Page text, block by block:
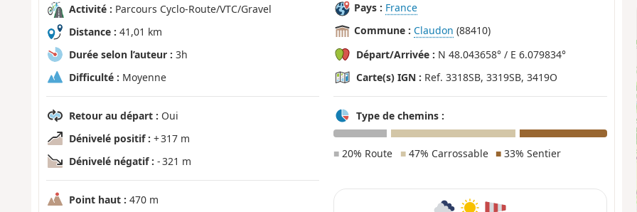
Activité : Parcours Cyclo-Route/VTC/Gravel
Distance : 41,01 km
Durée selon l’auteur : 3h
Difficulté : Moyenne
Retour au départ : Oui
Dénivelé positif : + 317 m
Dénivelé négatif : - 321 m
Point haut : 470 m
Pays : France
Commune : Claudon (88410)
Départ/Arrivée : N 48.043658° / E 6.079834°
Carte(s) IGN : Ref. 3318SB, 3319SB, 3419O
Type de chemins :
■ 20% Route ■47% Carrossable ■33% Sentier